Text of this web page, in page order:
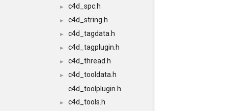
► c4d_spc.h
► c4d_string.h
► c4d_tagdata.h
► c4d_tagplugin.h
► c4d_thread.h
►
c4d_tooldata.h
c4d_toolplugin.h
► c4d_tools.h